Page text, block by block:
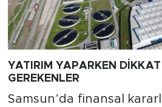
YATIRIM YAPARKEN DİKKAT
GEREKENLER
Samsun’da finansal